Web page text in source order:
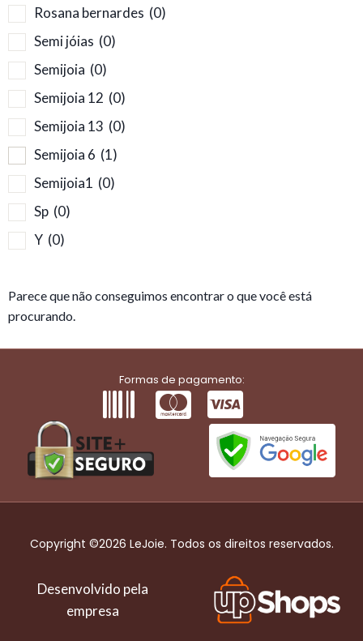
Rosana bernardes (0)
Semi jóias (0)
Semijoia (0)
Semijoia 12 (0)
Semijoia 13 (0)
Semijoia 6 (1)
Semijoia1 (0)
Sp (0)
Y (0)
Parece que não conseguimos encontrar o que você está
procurando.
Formas de pagamento:
Copyright ©2026 LeJoie. Todos os direitos reservados.
Desenvolvido pela
empresa